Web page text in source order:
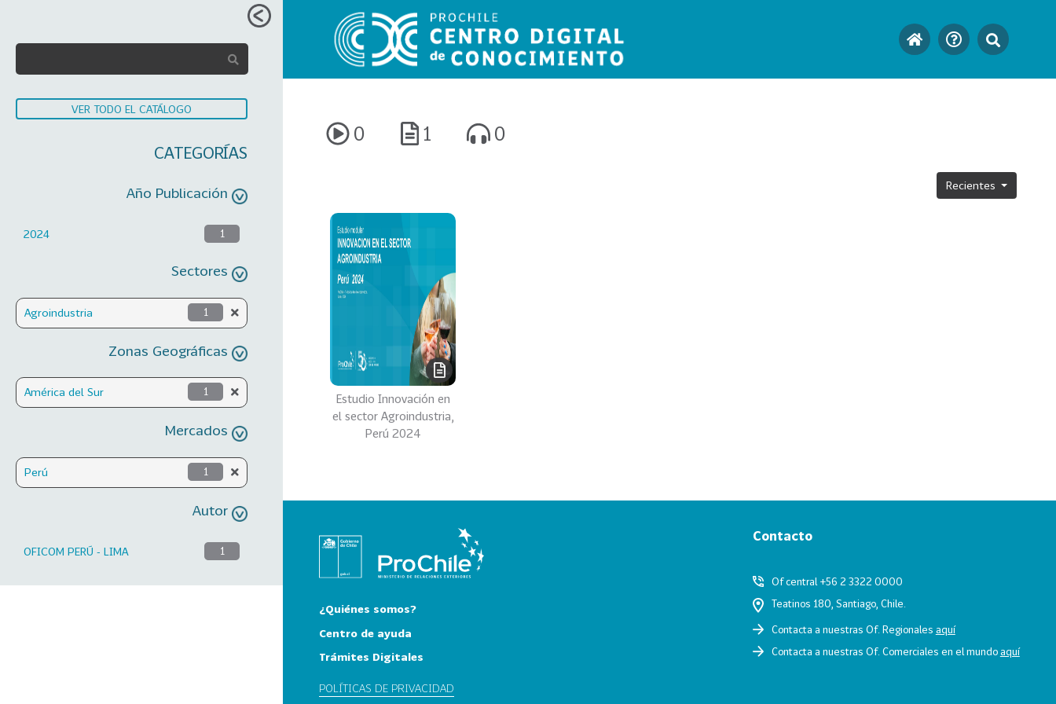
VER TODO EL CATÁLOGO
CATEGORÍAS
Año Publicación
2024 1
Sectores
Agroindustria 1
Zonas Geográficas
América del Sur 1
Mercados
Perú 1
Autor
OFICOM PERÚ - LIMA 1
0 1 0
Recientes
Estudio Innovación en
el sector Agroindustria,
Perú 2024
¿Quiénes somos?
Centro de ayuda
Trámites Digitales
POLÍTICAS DE PRIVACIDAD
Contacto
Of central +56 2 3322 0000
Teatinos 180, Santiago, Chile.
Contacta a nuestras Of. Regionales aquí
Contacta a nuestras Of. Comerciales en el mundoaquí